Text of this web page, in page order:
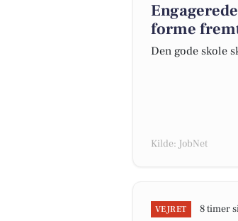
forme
Den gode skole
Kilde: JobNet
VEJRET 8 timer